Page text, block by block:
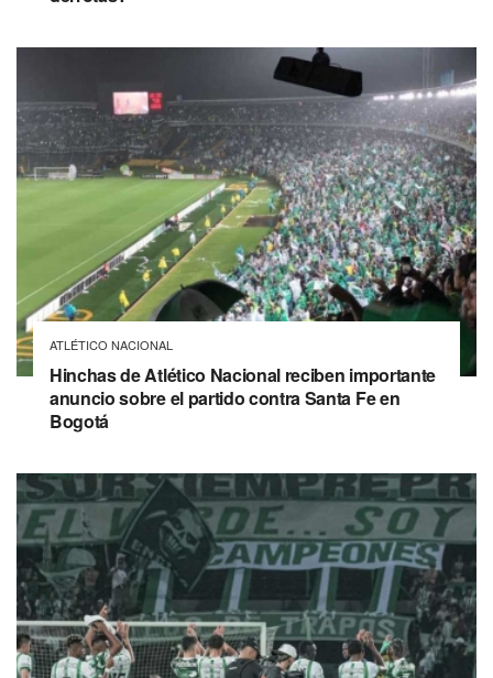
ATLÉTICO NACIONAL
Hinchas de Atlético Nacional reciben importante
anuncio sobre el partido contra Santa Fe en
Bogotá